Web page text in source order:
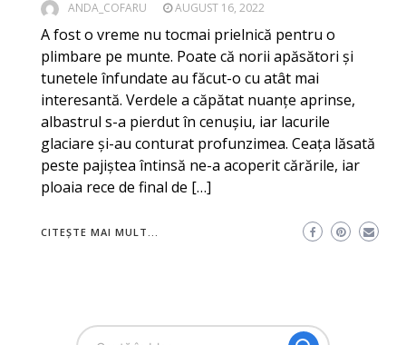
ANDA_COFARU AUGUST 16, 2022
A fost o vreme nu tocmai prielnică pentru o
plimbare pe munte. Poate că norii apăsători și
tunetele înfundate au făcut-o cu atât mai
interesantă. Verdele a căpătat nuanțe aprinse,
albastrul s-a pierdut în cenușiu, iar lacurile
glaciare și-au conturat profunzimea. Ceața lăsată
peste pajiștea întinsă ne-a acoperit cărările, iar
ploaia rece de final de […]
CITEȘTE MAI MULT...